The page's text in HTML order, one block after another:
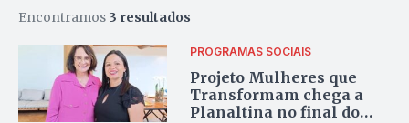
Encontramos 3 resultados
PROGRAMAS SOCIAIS
Projeto Mulheres que
Transformam chega a
Planaltina no final do